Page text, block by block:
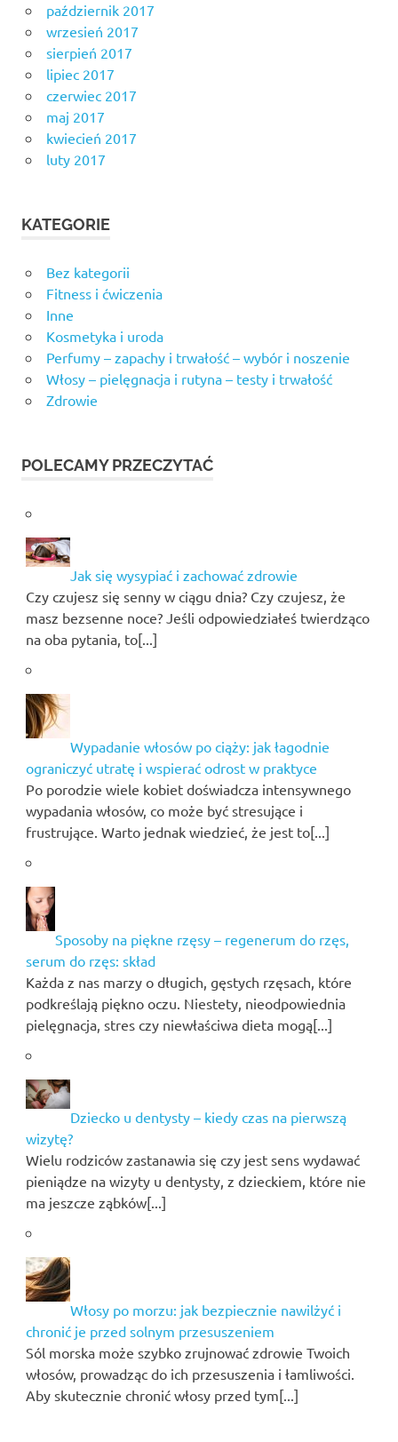
październik 2017
wrzesień 2017
sierpień 2017
lipiec 2017
czerwiec 2017
maj 2017
kwiecień 2017
luty 2017
KATEGORIE
Bez kategorii
Fitness i ćwiczenia
Inne
Kosmetyka i uroda
Perfumy – zapachy i trwałość – wybór i noszenie
Włosy – pielęgnacja i rutyna – testy i trwałość
Zdrowie
POLECAMY PRZECZYTAĆ
Jak się wysypiać i zachować zdrowie
Czy czujesz się senny w ciągu dnia? Czy czujesz, że
masz bezsenne noce? Jeśli odpowiedziałeś twierdząco
na oba pytania, to[...]
Wypadanie włosów po ciąży: jak łagodnie
ograniczyć utratę i wspierać odrost w praktyce
Po porodzie wiele kobiet doświadcza intensywnego
wypadania włosów, co może być stresujące i
frustrujące. Warto jednak wiedzieć, że jest to[...]
Sposoby na piękne rzęsy – regenerum do rzęs,
serum do rzęs: skład
Każda z nas marzy o długich, gęstych rzęsach, które
podkreślają piękno oczu. Niestety, nieodpowiednia
pielęgnacja, stres czy niewłaściwa dieta mogą[...]
Dziecko u dentysty – kiedy czas na pierwszą
wizytę?
Wielu rodziców zastanawia się czy jest sens wydawać
pieniądze na wizyty u dentysty, z dzieckiem, które nie
ma jeszcze ząbków[...]
Włosy po morzu: jak bezpiecznie nawilżyć i
chronić je przed solnym przesuszeniem
Sól morska może szybko zrujnować zdrowie Twoich
włosów, prowadząc do ich przesuszenia i łamliwości.
Aby skutecznie chronić włosy przed tym[...]